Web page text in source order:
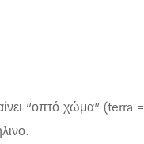
“οπτό χώμα” (terra =